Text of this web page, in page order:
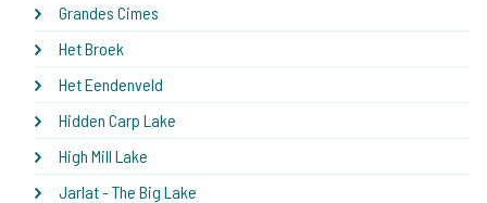
Grandes Cimes
Het Broek
Het Eendenveld
Hidden Carp Lake
High Mill Lake
Jarlat - The Big Lake